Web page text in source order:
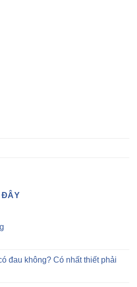
ĐÂY
đau không? Có nhất thiết phải